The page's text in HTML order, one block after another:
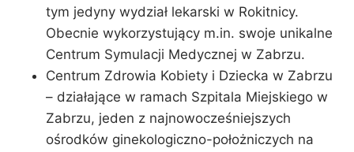
tym jedyny wydział lekarski w Rokitnicy.
Obecnie wykorzystujący m.in. swoje unikalne
Centrum Symulacji Medycznej w Zabrzu.
Centrum Zdrowia Kobiety i Dziecka w Zabrzu
– działające w ramach Szpitala Miejskiego w
Zabrzu, jeden z najnowocześniejszych
ośrodków ginekologiczno-położniczych na